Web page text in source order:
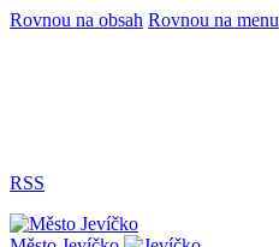
Rovnou na obsah Rovnou na menu
RSS